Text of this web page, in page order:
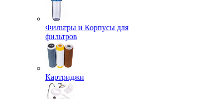
Фильтры и Корпусы для
фильтров
Картриджи